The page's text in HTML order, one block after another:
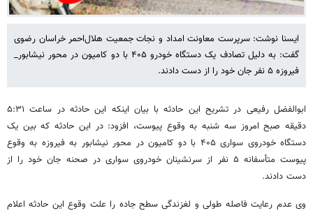
ایسنا نوشت: سرپرست معاونت امداد و نجات جمعیت هلال‌احمر خراسان رضوی
گفت: به دلیل تصادف یک دستگاه خودرو ۴۰۵ با دو کامیون در محور نیشابور_
فیروزه ۵ نفر جان خود را از دست دادند.
ابوالفضل رفیعی در تشریح این حادثه با بیان اینکه این حادثه در ساعت ۵:۳۱
دقیقه صبح امروز سه شنبه به وقوع پیوست، افزود: در این حادثه که بین یک
دستگاه خودروی سواری ۴۰۵ با دو کامیون در محور نیشابور به فیروزه به وقوع
پیوست متأسفانه ۵ نفر از سرنشینان خودروی سواری در صحنه جان خود را از
دست دادند.
وی عدم رعایت فاصله طولی و لغزندگی سطح جاده را علت وقوع این حادثه اعلام